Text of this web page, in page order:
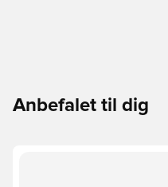
Anbefalet til dig